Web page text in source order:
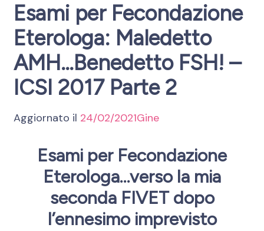
Esami per Fecondazione
Eterologa: Maledetto
AMH…Benedetto FSH! –
ICSI 2017 Parte 2
Aggiornato il 24/02/2021Gine
Esami per Fecondazione
Eterologa…verso la mia
seconda FIVET dopo
l’ennesimo imprevisto